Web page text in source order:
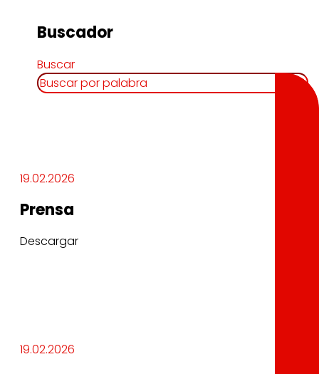
Buscador
Buscar
19.02.2026
Prensa
Descargar
19.02.2026